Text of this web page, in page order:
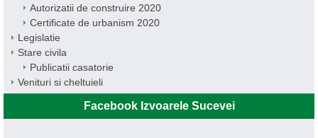
Autorizatii de construire 2020
Certificate de urbanism 2020
Legislatie
Stare civila
Publicatii casatorie
Venituri si cheltuieli
Facebook Izvoarele Sucevei